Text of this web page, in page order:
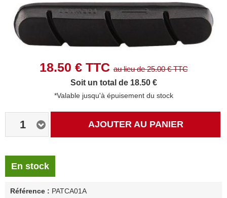
18.50 € TTCau lieu de25.00€ TTC
Soit un total de 18.50 €
*Valable jusqu'à épuisement du stock
1 AJOUTER AU PANIER
En stock
Référence : PATCA01A